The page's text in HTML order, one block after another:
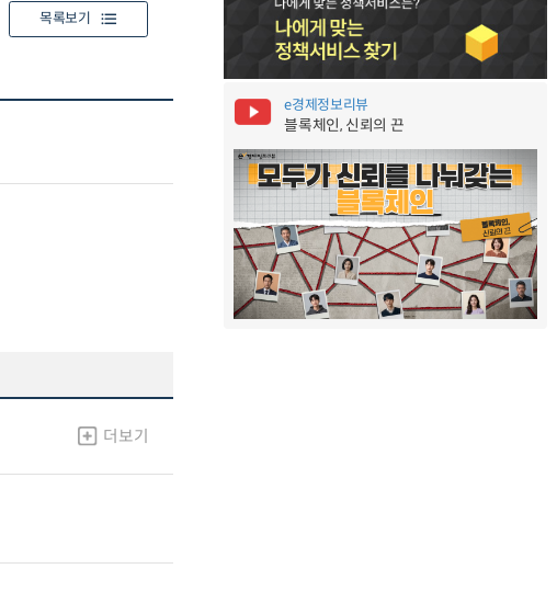
목록보기
더보기
e경제정보리뷰
블록체인, 신뢰의 끈